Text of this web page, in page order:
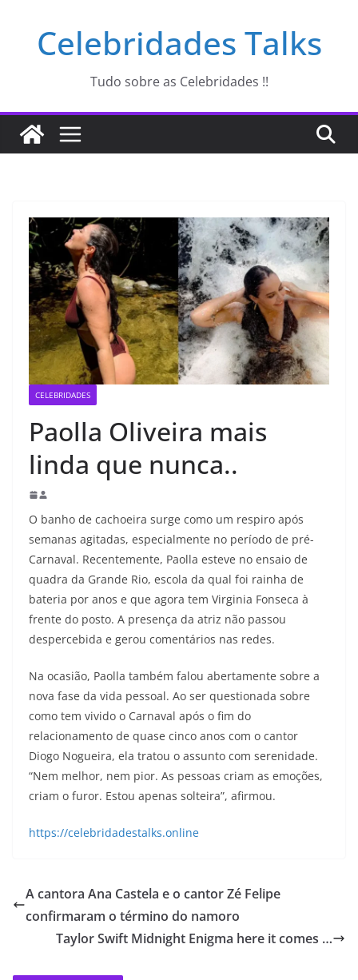
Celebridades Talks
Tudo sobre as Celebridades !!
CELEBRIDADES
Paolla Oliveira mais
linda que nunca..
O banho de cachoeira surge como um respiro após
semanas agitadas, especialmente no período de pré-
Carnaval. Recentemente, Paolla esteve no ensaio de
quadra da Grande Rio, escola da qual foi rainha de
bateria por anos e que agora tem Virginia Fonseca à
frente do posto. A presença da atriz não passou
despercebida e gerou comentários nas redes.
Na ocasião, Paolla também falou abertamente sobre a
nova fase da vida pessoal. Ao ser questionada sobre
como tem vivido o Carnaval após o fim do
relacionamento de quase cinco anos com o cantor
Diogo Nogueira, ela tratou o assunto com serenidade.
“Nem melhor, nem pior. As pessoas criam as emoções,
criam o furor. Estou apenas solteira”, afirmou.
https://celebridadestalks.online
A cantora Ana Castela e o cantor Zé Felipe
confirmaram o término do namoro
Taylor Swift Midnight Enigma here it comes …